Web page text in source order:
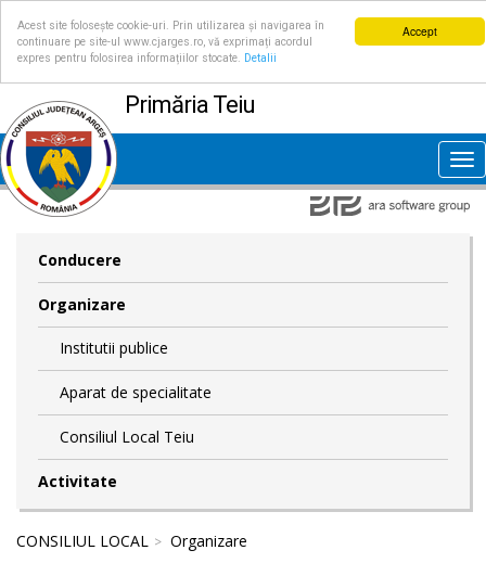
Accept
Acest site folosește cookie-uri. Prin utilizarea și navigarea în
continuare pe site-ul www.cjarges.ro, vă exprimați acordul
expres pentru folosirea informațiilor stocate.
Detalii
Primăria Teiu
Conducere
Organizare
Institutii publice
Aparat de specialitate
Consiliul Local Teiu
Activitate
CONSILIUL LOCAL Organizare